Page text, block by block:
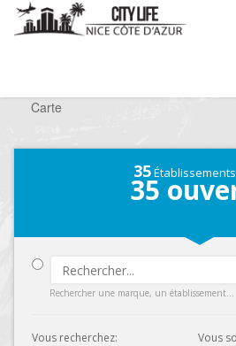
Carte
35
35
Rechercher une marque, un établissement...
Vous recherchez:
Vous